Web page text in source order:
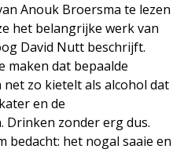
Anouk Broersma te lezen
het belangrijke werk van
David Nutt beschrijft.
dat bepaalde
zo kietelt als alcohol dat
en de
Drinken zonder erg dus.
bedacht: het nogal saaie en